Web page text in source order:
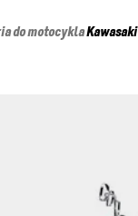
do motocyklaKawasaki